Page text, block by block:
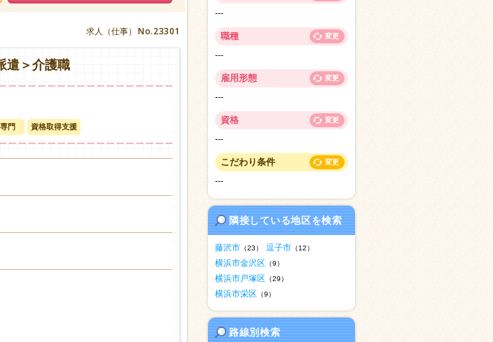
求人（仕事） No.23301
遣＞介護職
門 資格取得支援
---
職種 変更
---
雇用形態 変更
---
資格 変更
---
こだわり条件 変更
---
隣接している地区を検索
藤沢市 （23） 逗子市 （12）
横浜市金沢区 （9）
横浜市戸塚区 （29）
横浜市栄区 （9）
路線別検索